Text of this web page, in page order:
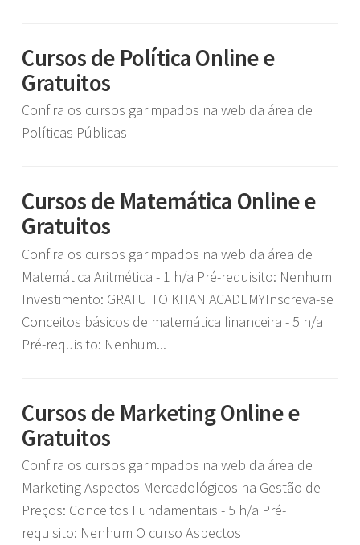
Cursos de Política Online e
Gratuitos
Confira os cursos garimpados na web da área de
Políticas Públicas
Cursos de Matemática Online e
Gratuitos
Confira os cursos garimpados na web da área de
Matemática Aritmética - 1 h/a Pré-requisito: Nenhum
Investimento: GRATUITO KHAN ACADEMYInscreva-se
Conceitos básicos de matemática financeira - 5 h/a
Pré-requisito: Nenhum...
Cursos de Marketing Online e
Gratuitos
Confira os cursos garimpados na web da área de
Marketing Aspectos Mercadológicos na Gestão de
Preços: Conceitos Fundamentais - 5 h/a Pré-
requisito: Nenhum O curso Aspectos